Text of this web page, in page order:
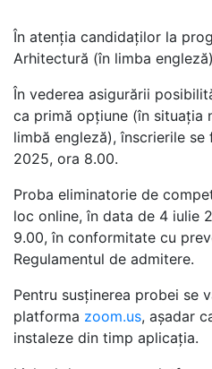
În atenția candidaților la
Arhitectură (în limba
În vederea asigurării
ca primă opțiune (în situația
limbă engleză), înscrierile
2025, ora 8.00.
Proba eliminatorie de
loc online, în data de 4 iulie
9.00, în conformitate cu
Regulamentul de admitere.
Pentru susținerea probei se
platforma zoom.us, așadar
instaleze din timp aplicația.